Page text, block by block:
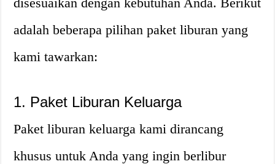
adalah beberapa pilihan paket liburan yang
kami tawarkan:
1. Paket Liburan Keluarga
Paket liburan keluarga kami dirancang
khusus untuk Anda yang ingin berlibur